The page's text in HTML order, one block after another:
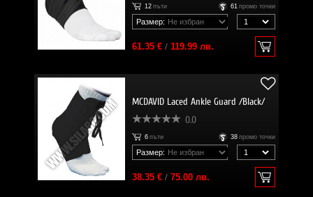
12 пъти 61 промо точки
Размер:
61.35 €/ 119.99 лв.
MCDAVID Laced Ankle Guard /Black/
0.0
6 пъти 38 промо точки
Размер:
38.35 €/ 75.00 лв.